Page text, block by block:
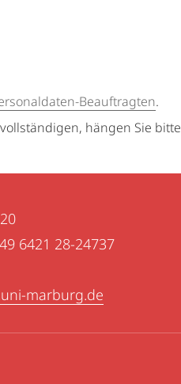
Beauftragten.
hängen Sie bitte
6421 28-24737
marburg.de